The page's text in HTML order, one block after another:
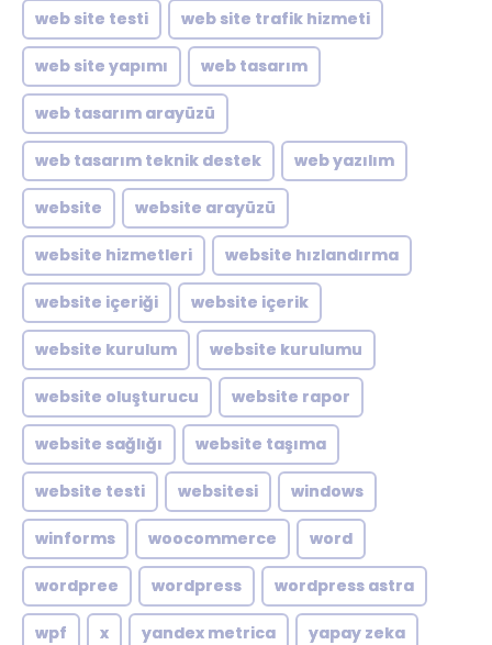
web site testi web site trafik hizmeti
web site yapımı web tasarım
web tasarım arayüzü
web tasarım teknik destek web yazılım
website website arayüzü
website hizmetleri website hızlandırma
website içeriği website içerik
website kurulum website kurulumu
website oluşturucu website rapor
website sağlığı website taşıma
website testi websitesi windows
winforms woocommerce word
wordpree wordpress wordpress astra
wpf x yandex metrica yapay zeka